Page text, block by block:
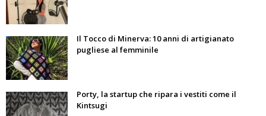
Il Tocco di Minerva: 10 anni di artigianato
pugliese al femminile
Porty, la startup che ripara i vestiti come il
Kintsugi